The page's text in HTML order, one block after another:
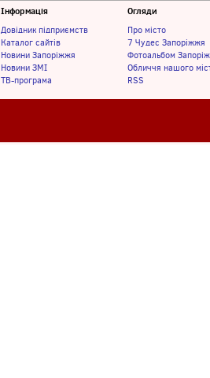
Інформація
Довідник підприємств
Каталог сайтів
Новини Запоріжжя
Новини ЗМІ
ТВ-програма
Огляди
Про місто
7 Чудес Запоріжжя
Фотоальбом
Обличчя нашого
RSS